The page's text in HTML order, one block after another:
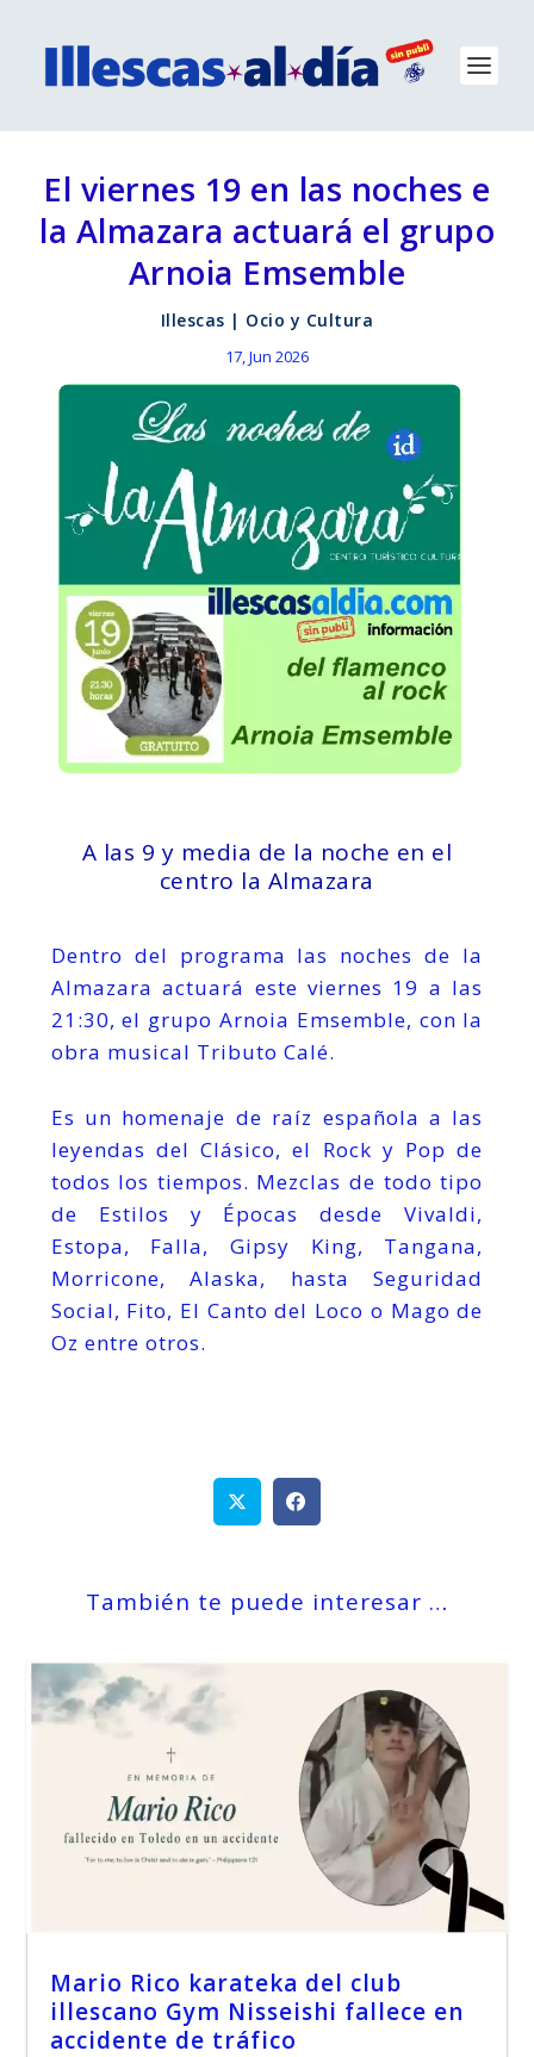
El viernes 19 en las noches e
la Almazara actuará el grupo
Arnoia Emsemble
Illescas | Ocio y Cultura
17, Jun 2026
A las 9 y media de la noche en el
centro la Almazara
Dentro del programa las noches de la
Almazara actuará este viernes 19 a las
21:30, el grupo Arnoia Emsemble, con la
obra musical Tributo Calé.
Es un homenaje de raíz española a las
leyendas del Clásico, el Rock y Pop de
todos los tiempos. Mezclas de todo tipo
de Estilos y Épocas desde Vivaldi,
Estopa, Falla, Gipsy King, Tangana,
Morricone, Alaska, hasta Seguridad
Social, Fito, El Canto del Loco o Mago de
Oz entre otros.
También te puede interesar …
Mario Rico karateka del club
illescano Gym Nisseishi fallece en
accidente de tráfico